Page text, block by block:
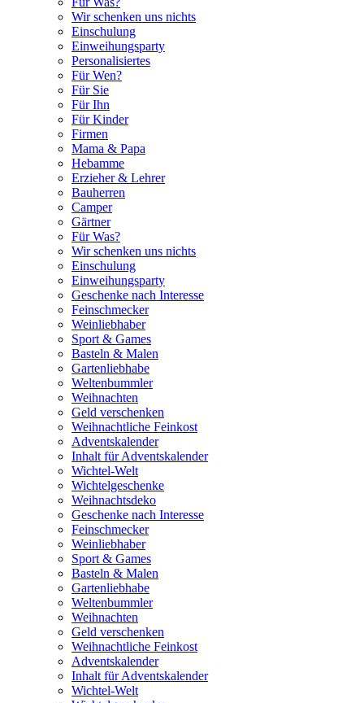
Wir schenken uns nichts
Einschulung
Einweihungsparty
Personalisiertes
Für Wen?
Für Sie
Für Ihn
Für Kinder
Firmen
Mama & Papa
Hebamme
Erzieher & Lehrer
Bauherren
Camper
Gärtner
Für Was?
Wir schenken uns nichts
Einschulung
Einweihungsparty
Geschenke nach Interesse
Feinschmecker
Weinliebhaber
Sport & Games
Basteln & Malen
Gartenliebhabe
Weltenbummler
Weihnachten
Geld verschenken
Weihnachtliche Feinkost
Adventskalender
Inhalt für Adventskalender
Wichtel-Welt
Wichtelgeschenke
Weihnachtsdeko
Geschenke nach Interesse
Feinschmecker
Weinliebhaber
Sport & Games
Basteln & Malen
Gartenliebhabe
Weltenbummler
Weihnachten
Geld verschenken
Weihnachtliche Feinkost
Adventskalender
Inhalt für Adventskalender
Wichtel-Welt